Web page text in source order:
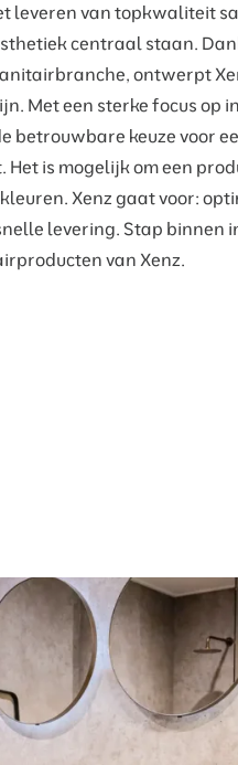
leveren van topkwaliteit
centraal staan.
ontwerpt
Met een sterke focus op
betrouwbare keuze voor
is mogelijk om een
Xenz gaat voor:
levering. Stap binnen
van Xenz.